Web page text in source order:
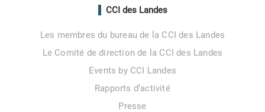
CCI des Landes
Les membres du bureau de la CCI des Landes
Le Comité de direction de la CCI des Landes
Events by CCI Landes
Rapports d’activité
Presse